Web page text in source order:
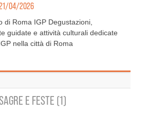
04/2026
di Roma IGP Degustazioni,
guidate e attività culturali dedicate
nella città di Roma
E FESTE (1)